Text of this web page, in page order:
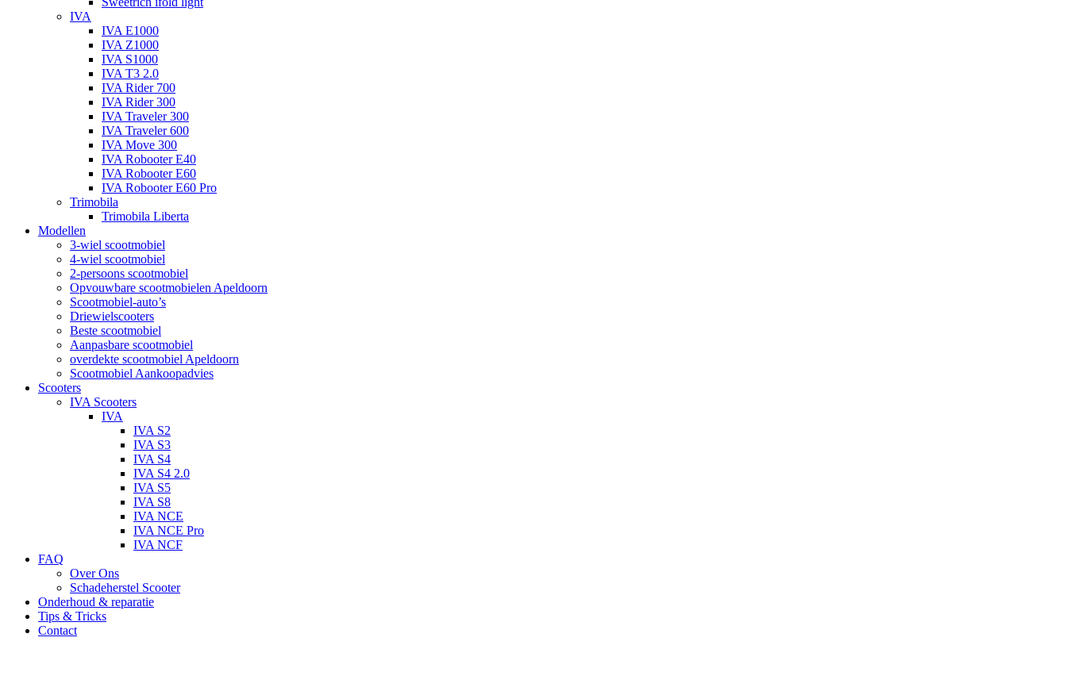
IVA
IVA E1000
IVA Z1000
IVA S1000
IVA T3 2.0
IVA Rider 700
IVA Rider 300
IVA Traveler 300
IVA Traveler 600
IVA Move 300
IVA Robooter E40
IVA Robooter E60
IVA Robooter E60 Pro
Trimobila
Trimobila Liberta
Modellen
3-wiel scootmobiel
4-wiel scootmobiel
2-persoons scootmobiel
Opvouwbare scootmobielen Apeldoorn
Scootmobiel-auto’s
Driewielscooters
Beste scootmobiel
Aanpasbare scootmobiel
overdekte scootmobiel Apeldoorn
Scootmobiel Aankoopadvies
Scooters
IVA Scooters
IVA
IVA S2
IVA S3
IVA S4
IVA S4 2.0
IVA S5
IVA S8
IVA NCE
IVA NCE Pro
IVA NCF
FAQ
Over Ons
Schadeherstel Scooter
Onderhoud & reparatie
Tips & Tricks
Contact